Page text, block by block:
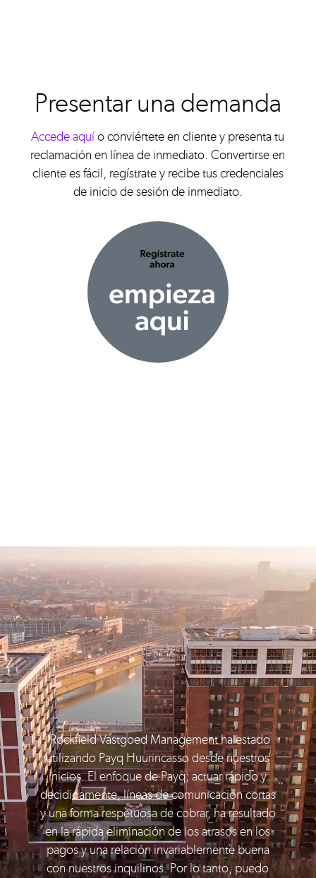
Presentar una demanda
Accede aquí o conviértete en cliente y presenta tu
reclamación en línea de inmediato. Convertirse en
cliente es fácil, regístrate y recibe tus credenciales
de inicio de sesión de inmediato.
"Rockfield Vastgoed Management ha estado
utilizando Payq Huurincasso desde nuestros
inicios. El enfoque de Payq; actuar rápido y
decididamente, líneas de comunicación cortas
y una forma respetuosa de cobrar, ha resultado
en la rápida eliminación de los atrasos en los
pagos y una relación invariablemente buena
con nuestros inquilinos. Por lo tanto, puedo